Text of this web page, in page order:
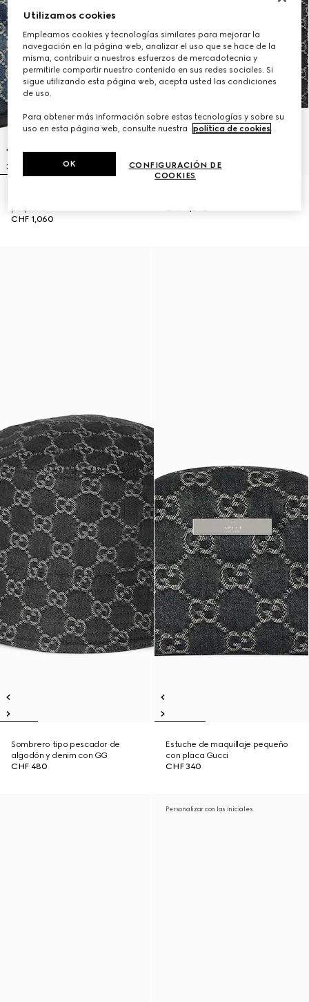
pequeño
CHF 1,060
CHF 1,840
Sombrero tipo pescador de
algodón y denim con GG
CHF 480
Estuche de maquillaje pequeño
con placa Gucci
CHF 340
Personalizar con las iniciales
Utilizamos cookies
Empleamos cookies y tecnologías similares para mejorar la
navegación en la página web, analizar el uso que se hace de la
misma, contribuir a nuestros esfuerzos de mercadotecnia y
permitirle compartir nuestro contenido en sus redes sociales. Si
sigue utilizando esta página web, acepta usted las condiciones
de uso.
Para obtener más información sobre estas tecnologías y sobre su
uso en esta página web, consulte nuestra
política de cookies.
CONFIGURACIÓN DE
COOKIES
OK